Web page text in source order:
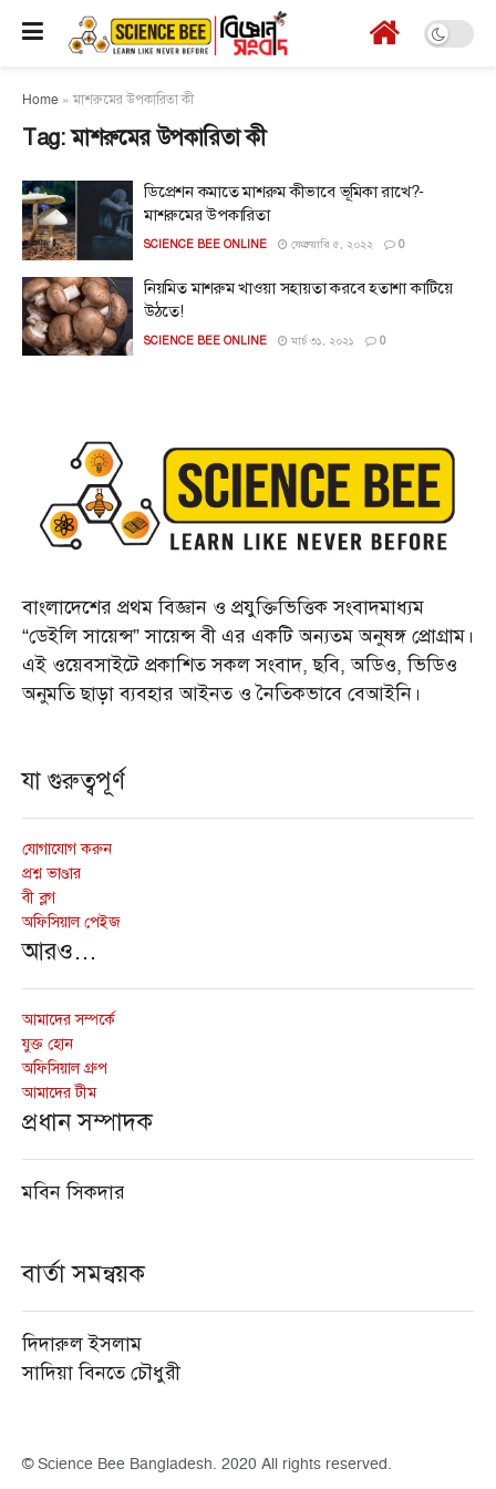
Home » মাশরুমের উপকারিতা কী
Tag:মাশরুমের উপকারিতা কী
ডিপ্রেশন কমাতে মাশরুম কীভাবে ভূমিকা রাখে?-
মাশরুমের উপকারিতা
SCIENCE BEE ONLINE ফেব্রুয়ারি ৫, ২০২২ 0
নিয়মিত মাশরুম খাওয়া সহায়তা করবে হতাশা কাটিয়ে
উঠতে!
SCIENCE BEE ONLINE মার্চ ৩১, ২০২১ 0
বাংলাদেশের প্রথম বিজ্ঞান ও প্রযুক্তিভিত্তিক সংবাদমাধ্যম
“ডেইলি সায়েন্স” সায়েন্স বী এর একটি অন্যতম অনুষঙ্গ প্রোগ্রাম।
এই ওয়েবসাইটে প্রকাশিত সকল সংবাদ, ছবি, অডিও, ভিডিও
অনুমতি ছাড়া ব্যবহার আইনত ও নৈতিকভাবে বেআইনি।
যা গুরুত্বপূর্ণ
যোগাযোগ করুন
প্রশ্ন ভাণ্ডার
বী ব্লগ
অফিসিয়াল পেইজ
আরও…
আমাদের সম্পর্কে
যুক্ত হোন
অফিসিয়াল গ্রুপ
আমাদের টীম
প্রধান সম্পাদক
মবিন সিকদার
বার্তা সমন্বয়ক
দিদারুল ইসলাম
সাদিয়া বিনতে চৌধুরী
© Science Bee Bangladesh. 2020 All rights reserved.